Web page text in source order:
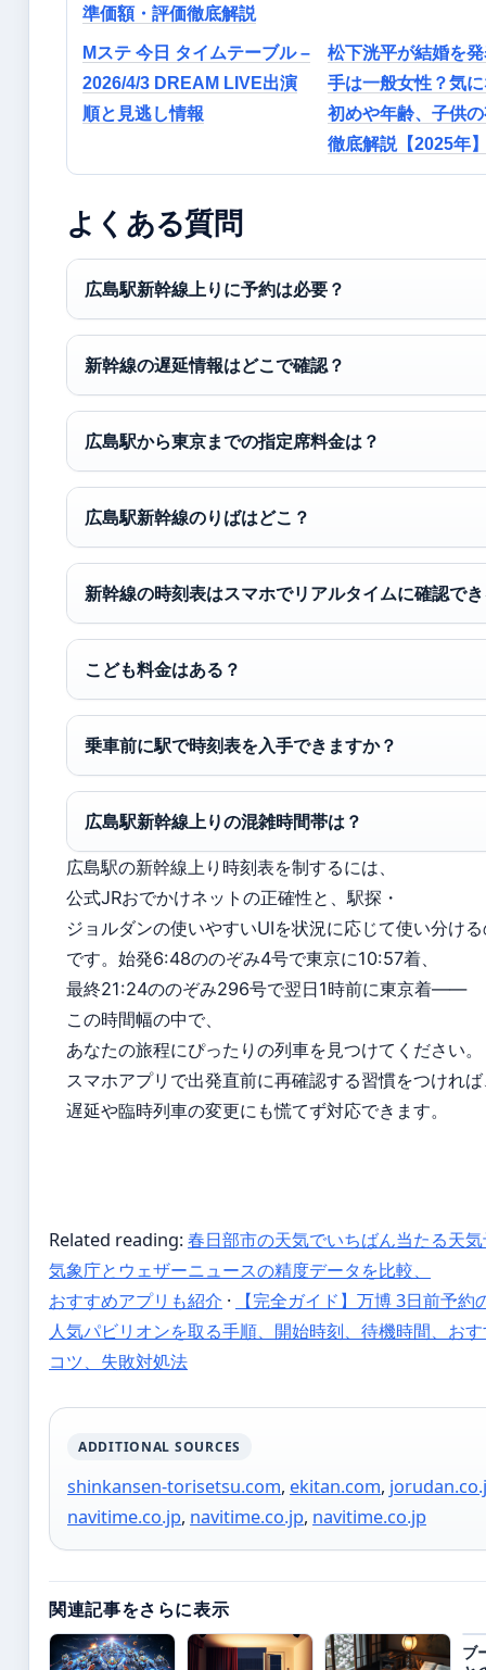
準価額・評価徹底解説
Mステ 今日 タイムテーブル –
2026/4/3 DREAM LIVE出演
順と見逃し情報
松下洸平が結婚を
手は一般女性？気
初めや年齢、子供
徹底解説【2025年
よくある質問
広島駅新幹線上りに予約は必要？
新幹線の遅延情報はどこで確認？
広島駅から東京までの指定席料金は？
広島駅新幹線のりばはどこ？
新幹線の時刻表はスマホでリアルタイムに確認で
こども料金はある？
乗車前に駅で時刻表を入手できますか？
広島駅新幹線上りの混雑時間帯は？
広島駅の新幹線上り時刻表を制するには、
公式JRおでかけネットの正確性と、駅探・
ジョルダンの使いやすいUIを状況に応じて使い分け
です。始発6:48ののぞみ4号で東京に10:57着、
最終21:24ののぞみ296号で翌日1時前に東京着——
この時間幅の中で、
あなたの旅程にぴったりの列車を見つけてください。
スマホアプリで出発直前に再確認する習慣をつけれ
遅延や臨時列車の変更にも慌てず対応できます。
Related reading:春日部市の天気でいちばん当たる天
気象庁とウェザーニュースの精度データを比較、
おすすめアプリも紹介 ·
【完全ガイド】万博 3日前予約
人気パビリオンを取る手順、開始時刻、待機時間、お
コツ、失敗対処法
ADDITIONAL SOURCES
shinkansen-torisetsu.com, ekitan.com,
navitime.co.jp, navitime.co.jp, navitime.co.jp
関連記事をさらに表示
ブ